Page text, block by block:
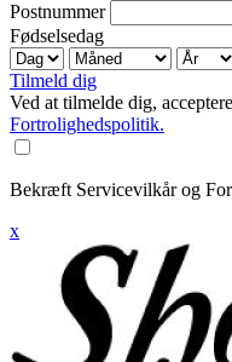
Postnummer
Fødselsedag
Tilmeld dig
Ved at tilmelde dig,
Fortrolighedspolitik.
Bekræft Servicevilkår og
x